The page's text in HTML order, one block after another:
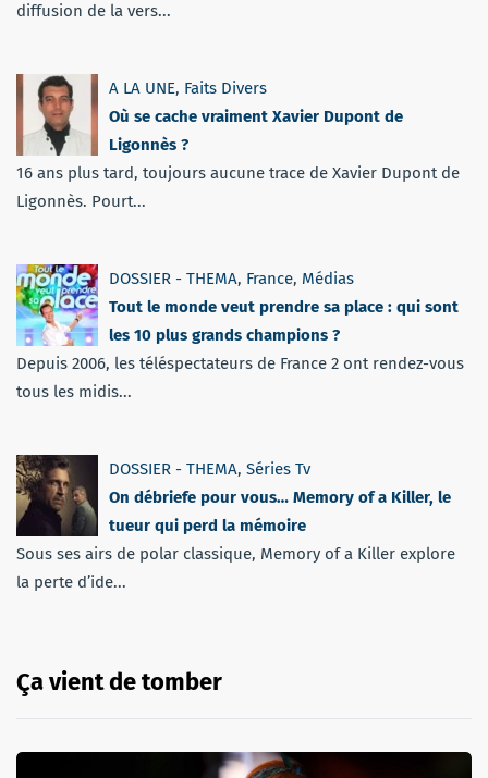
diffusion de la vers...
A LA UNE, Faits Divers
Où se cache vraiment Xavier Dupont de
Ligonnès ?
16 ans plus tard, toujours aucune trace de Xavier Dupont de
Ligonnès. Pourt...
DOSSIER - THEMA, France, Médias
Tout le monde veut prendre sa place : qui sont
les 10 plus grands champions ?
Depuis 2006, les téléspectateurs de France 2 ont rendez-vous
tous les midis...
DOSSIER - THEMA, Séries Tv
On débriefe pour vous… Memory of a Killer, le
tueur qui perd la mémoire
Sous ses airs de polar classique, Memory of a Killer explore
la perte d’ide...
Ça vient de tomber